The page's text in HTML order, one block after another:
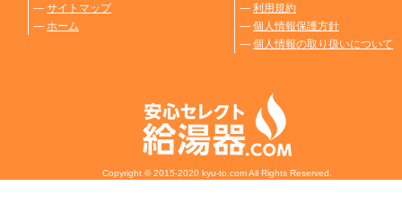
― サイトマップ
― ホーム
― 利用規約
― 個人情報保護方針
― 個人情報の取り扱いについて
Copyright © 2015-2020 kyu-to.com All Rights Reserved.